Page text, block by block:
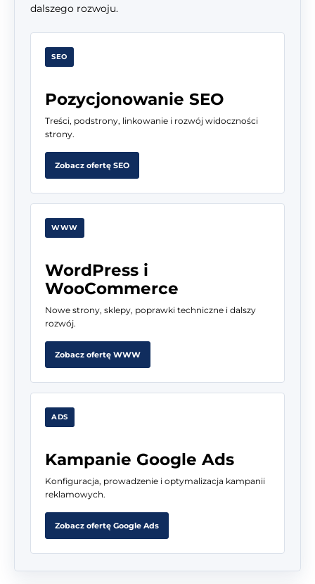
dalszego rozwoju.
SEO
Pozycjonowanie SEO
Treści, podstrony, linkowanie i rozwój widoczności
strony.
Zobacz ofertę SEO
WWW
WordPress i
WooCommerce
Nowe strony, sklepy, poprawki techniczne i dalszy
rozwój.
Zobacz ofertę WWW
ADS
Kampanie Google Ads
Konfiguracja, prowadzenie i optymalizacja kampanii
reklamowych.
Zobacz ofertę Google Ads